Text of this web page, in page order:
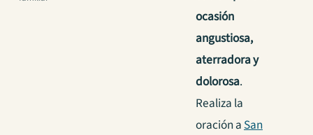
ocasión
angustiosa,
aterradora y
dolorosa.
Realiza la
oración aSan